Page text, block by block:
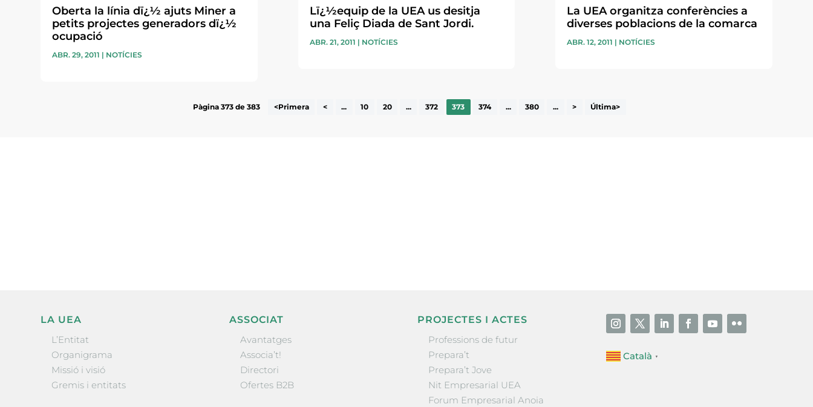
Oberta la línia dï¿½ ajuts Miner a
petits projectes generadors dï¿½
ocupació
ABR. 29, 2011 | NOTÍCIES
Lï¿½equip de la UEA us desitja
una Feliç Diada de Sant Jordi.
ABR. 21, 2011 | NOTÍCIES
La UEA organitza conferències a
diverses poblacions de la comarca
ABR. 12, 2011 | NOTÍCIES
Pàgina 373 de 383 <Primera < ... 10 20 ... 372 373 374 ... 380 ... > Última>
LA UEA
L’Entitat
Organigrama
Missió i visió
Gremis i entitats
ASSOCIAT
Avantatges
Associa’t!
Directori
Ofertes B2B
PROJECTES I ACTES
Professions de futur
Prepara’t
Prepara’t Jove
Nit Empresarial UEA
Forum Empresarial Anoia
Català ▼